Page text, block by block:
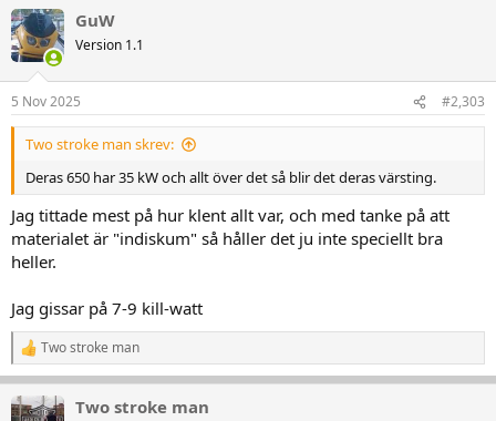
GuW
Version 1.1
5 Nov 2025 #2,303
Two stroke man skrev:
Deras 650 har 35 kW och allt över det så blir det deras värsting.
Jag tittade mest på hur klent allt var, och med tanke på att
materialet är "indiskum" så håller det ju inte speciellt bra
heller.
Jag gissar på 7-9 kill-watt
R
e
a
k
Two stroke man
Two stroke man